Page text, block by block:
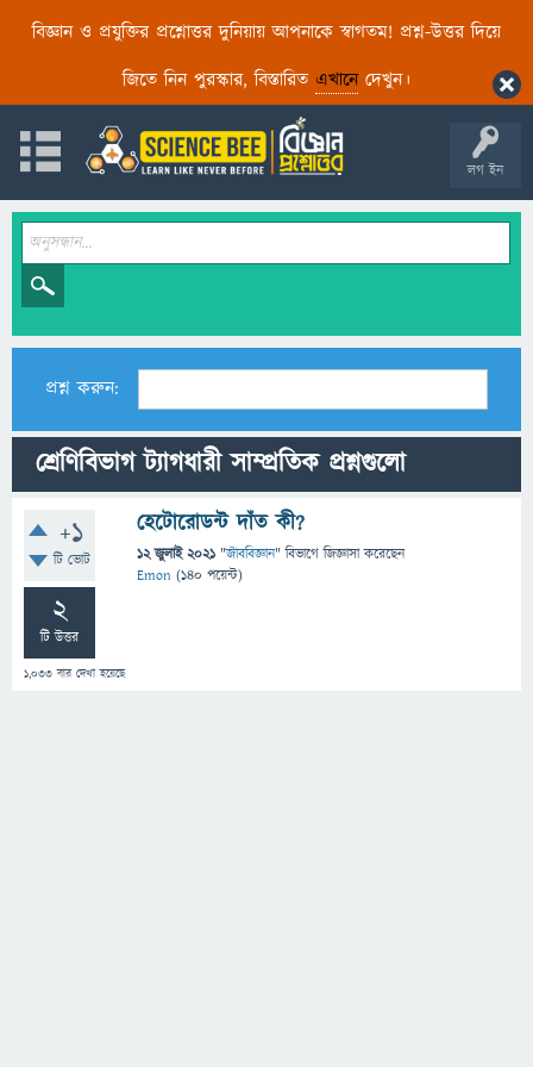
বিজ্ঞান ও প্রযুক্তির প্রশ্নোত্তর দুনিয়ায় আপনাকে স্বাগতম! প্রশ্ন-উত্তর দিয়ে
জিতে নিন পুরস্কার, বিস্তারিত এখানেদেখুন।
লগ ইন
প্রশ্ন করুন:
শ্রেণিবিভাগ ট্যাগধারী সাম্প্রতিক প্রশ্নগুলো
+1
টি ভোট
2
টি উত্তর
1,033 বার দেখা হয়েছে
হেটোরোডন্ট দাঁত কী?
12 জুলাই 2021 "জীববিজ্ঞান" বিভাগে জিজ্ঞাসাকরেছেন
Emon (140 পয়েন্ট)